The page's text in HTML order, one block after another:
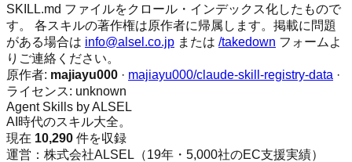
SKILL.md ファイルをクロール・インデックス化したもので
す。 各スキルの著作権は原作者に帰属します。掲載に問題
がある場合は info@alsel.co.jp または /takedown フォームよ
りご連絡ください。
原作者: majiayu000 · majiayu000/claude-skill-registry-data ·
ライセンス: unknown
Agent Skills by ALSEL
AI時代のスキル大全。
現在 10,290 件を収録
運営：株式会社ALSEL（19年・5,000社のEC支援実績）